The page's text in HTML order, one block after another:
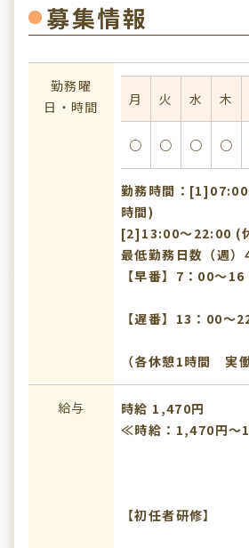
募集情報
勤務曜
日・時間
月 火 水 木
○ ○ ○ ○
勤務時間：
時間)
[2]13:00〜22:00 (
最低勤務日数（週）
【早番】7：00～
【遅番】13：00～
（各休憩1時間 実
給与
時給 1,470円
≪時給：1,470円
【初任者研修】